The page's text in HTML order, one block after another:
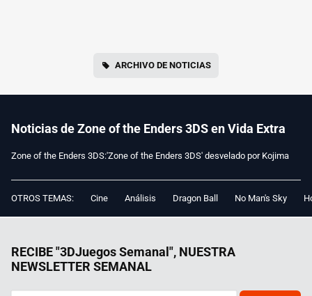
ARCHIVO DE NOTICIAS
Noticias de Zone of the Enders 3DS en Vida Extra
Zone of the Enders 3DS:'Zone of the Enders 3DS' desvelado por Kojima
OTROS TEMAS: Cine Análisis Dragon Ball No Man's Sky
RECIBE "3DJuegos Semanal", NUESTRA
NEWSLETTER SEMANAL